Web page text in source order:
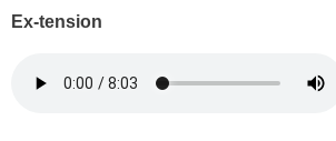
Ex-tension